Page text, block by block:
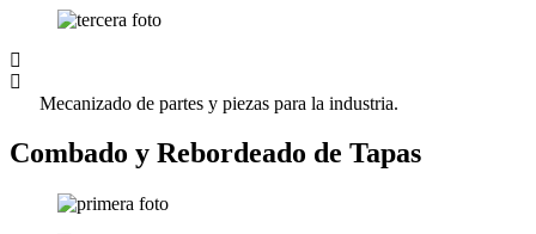
Mecanizado de partes y piezas para la industria.
Combado y Rebordeado de Tapas